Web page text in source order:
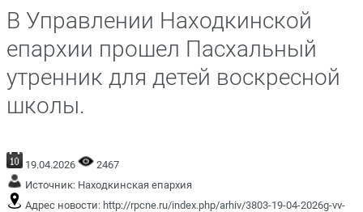
В Управлении Находкинской
епархии прошел Пасхальный
утренник для детей воскресной
школы.
19.04.2026
2467
Источник: Находкинская епархия
Адрес новости: http://rpcne.ru/index.php/arhiv/3803-19-04-2026g-vv-